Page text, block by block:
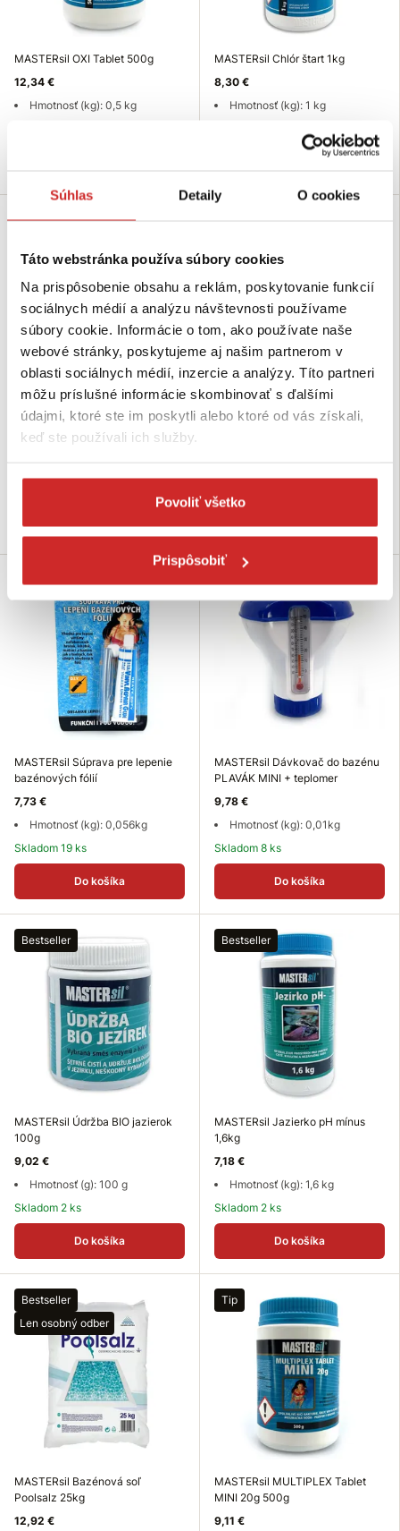
Súhlas Detaily O cookies
Táto webstránka používa súbory cookies
Na prispôsobenie obsahu a reklám, poskytovanie funkcií
sociálnych médií a analýzu návštevnosti používame
súbory cookie. Informácie o tom, ako používate naše
webové stránky, poskytujeme aj našim partnerom v
oblasti sociálnych médií, inzercie a analýzy. Títo partneri
môžu príslušné informácie skombinovať s ďalšími
údajmi, ktoré ste im poskytli alebo ktoré od vás získali,
keď ste používali ich služby.
Povoliť všetko
Prispôsobiť
MASTERsil OXI Tablet 500g
12,34 €
Hmotnosť (kg): 0,5 kg
MASTERsil Chlór štart 1kg
8,30 €
Hmotnosť (kg): 1 kg
Bestseller
MASTERsil CHLÓR tablet 1kg
10,15 €
Hmotnosť (kg): 1 kg
MASTERsil Quick tester 3
parametre 50ks
Bestseller
MASTERsil Súprava pre lepenie
bazénových fólií
7,73 €
Hmotnosť (kg): 0,056kg
Skladom 19 ks
Do košíka
MASTERsil Dávkovač do bazénu
PLAVÁK MINI + teplomer
9,78 €
Hmotnosť (kg): 0,01kg
Skladom 8 ks
Do košíka
Bestseller
MASTERsil Údržba BIO jazierok
100g
9,02 €
Hmotnosť (g): 100 g
Skladom 2 ks
Do košíka
Bestseller
MASTERsil Jazierko pH mínus
1,6kg
7,18 €
Hmotnosť (kg): 1,6 kg
Skladom 2 ks
Do košíka
Bestseller
Len osobný odber
MASTERsil Bazénová soľ
Poolsalz 25kg
12,92 €
Tip
MASTERsil MULTIPLEX Tablet
MINI 20g 500g
9,11 €